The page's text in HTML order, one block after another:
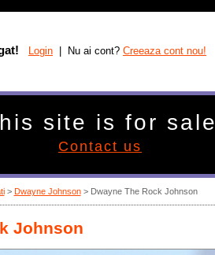
> Dwayne Johnson> Dwayne The Rock Johnson
Johnson
Login | Nu ai cont? Creeaza cont nou!
site is for sale
Contact us